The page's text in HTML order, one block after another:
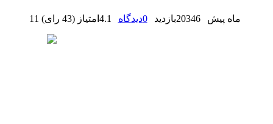
11 ماه پیش 20346بازدید 0دیدگاه 4.1 امتیاز (43 رای )